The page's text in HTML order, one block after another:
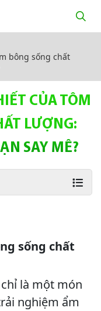
bông sống chất
CỦA TÔM
LƯỢNG:
SAY MÊ?
sống chất
là một món
nghiệm ẩm